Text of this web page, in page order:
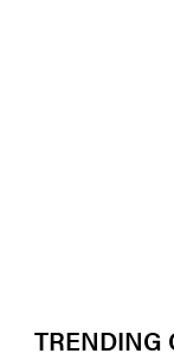
TRENDING